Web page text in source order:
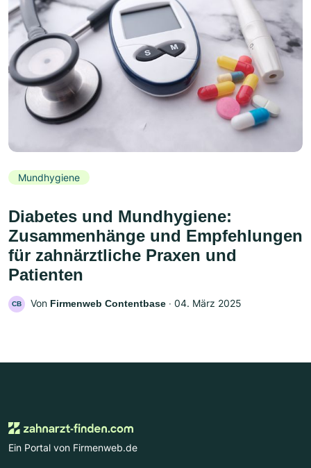
Mundhygiene
Diabetes und Mundhygiene:
Zusammenhänge und Empfehlungen
für zahnärztliche Praxen und
Patienten
CB Von Firmenweb Contentbase ‧ 04. März 2025
Ein Portal von Firmenweb.de